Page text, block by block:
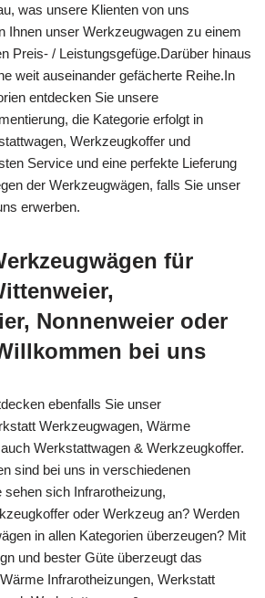
was unsere Klienten von uns
Ihnen unser Werkzeugwagen zu einem
Preis- / Leistungsgefüge.Darüber hinaus
weit auseinander gefächerte Reihe.In
entdecken Sie unsere
die Kategorie erfolgt in
Werkzeugkoffer und
Service und eine perfekte Lieferung
der Werkzeugwägen, falls Sie unser
erwerben.
für
Nonnenweier oder
bei uns
ebenfalls Sie unser
Werkzeugwagen, Wärme
Werkstattwagen & Werkzeugkoffer.
sind bei uns in verschiedenen
sehen sich Infrarotheizung,
oder Werkzeug an? Werden
in allen Kategorien überzeugen? Mit
und bester Güte überzeugt das
Infrarotheizungen, Werkstatt